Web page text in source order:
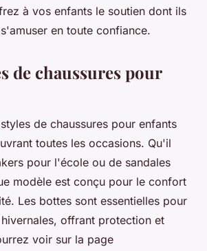
à vos enfants le soutien dont ils
en toute confiance.
de chaussures pour
de chaussures pour enfants
toutes les occasions. Qu'il
pour l'école ou de sandales
modèle est conçu pour le confort
Les bottes sont essentielles pour
offrant protection et
voir sur la page